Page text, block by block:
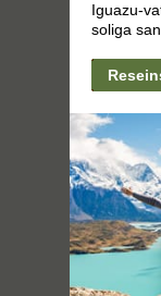
Iguazu-
soliga